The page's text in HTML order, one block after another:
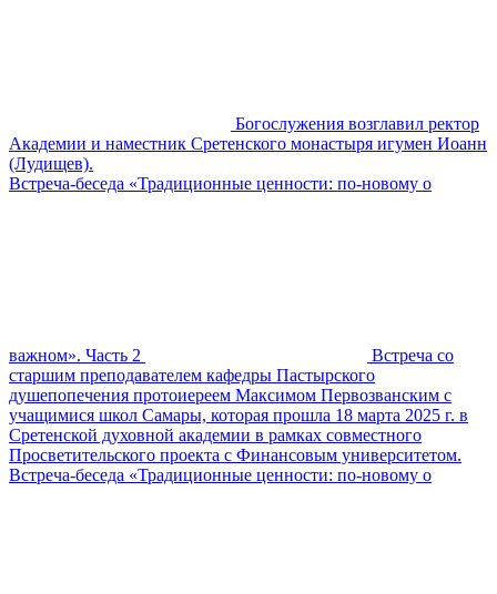
Богослужения возглавил ректор
Академии и наместник Сретенского монастыря игумен Иоанн
(Лудищев).
Встреча-беседа «Традиционные ценности: по-новому о
важном». Часть 2
Встреча со
старшим преподавателем кафедры Пастырского
душепопечения протоиереем Максимом Первозванским с
учащимися школ Самары, которая прошла 18 марта 2025 г. в
Сретенской духовной академии в рамках совместного
Просветительского проекта с Финансовым университетом.
Встреча-беседа «Традиционные ценности: по-новому о